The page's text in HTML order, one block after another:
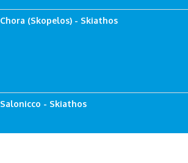
Chora (Skopelos) - Skiathos
Salonicco - Skiathos